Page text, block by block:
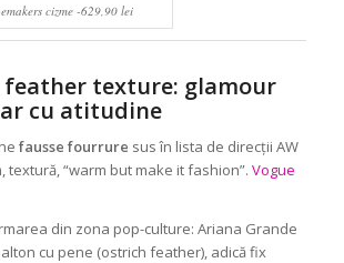
cizme -629,90 lei
feather texture: glamour
cu atitudine
fausse fourrure sus în lista de direcții AW
textură, “warm but make it fashion”. Vogue
din zona pop-culture: Ariana Grande
cu pene (ostrich feather), adică fix